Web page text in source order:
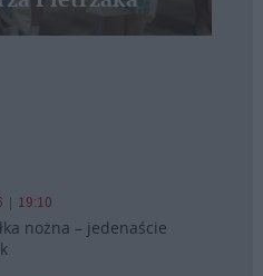
| 19:10
nożna – jedenaście